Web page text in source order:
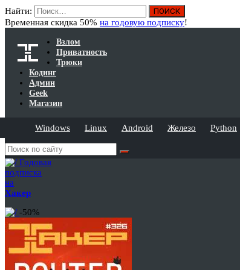
Найти:
Временная скидка 50% на годовую подписку!
Взлом
Приватность
Трюки
Кодинг
Админ
Geek
Магазин
Windows Linux Android Железо Python
Годовая
подписка
на
Хакер
-50%